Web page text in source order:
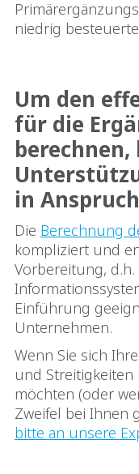
niedrig
Um den
für die
in
Die Berechnung
kompliziert und
Vorbereitung,
Einführung
Unternehmen.
Wenn Sie sich
und Streitigkeiten
möchten (oder
Zweifel bei Ihnen
bitte an unsere